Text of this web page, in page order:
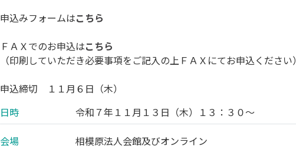
申込みフォームはこちら
ＦＡＸでのお申込はこちら
（印刷していただき必要事項をご記入の上ＦＡＸにてお申込ください）
申込締切 １１月６日（木）
日時
令和７年１１月１３日（木）１３：３０～
会場 相模原法人会館及びオンライン